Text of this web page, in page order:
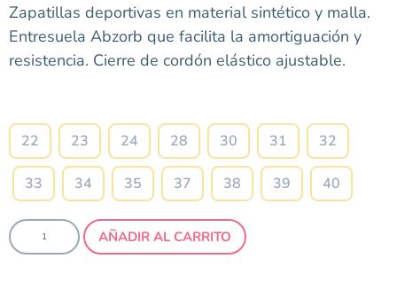
Zapatillas deportivas en material sintético y malla.
Entresuela Abzorb que facilita la amortiguación y
resistencia. Cierre de cordón elástico ajustable.
22 23 24 28 30 31 32
33 34 35 37 38 39 40
AÑADIR AL CARRITO